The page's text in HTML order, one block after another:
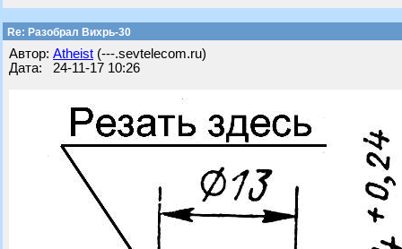
Re: Разобрал Вихрь-30
Автор: Atheist (---.sevtelecom.ru)
Дата: 24-11-17 10:26